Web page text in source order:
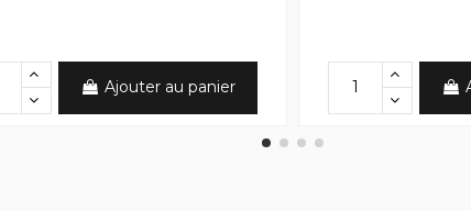
Ajouter au panier